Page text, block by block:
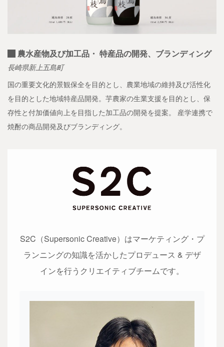
農水産物及び加工品・ 特産品の開発、ブランディング
長崎県新上五島町
国の重要文化的景観保全を目的とし、農業地域の維持及び活性化
を目的とした地域特産品開発。芋農家の生業支援を目的とし、保
存性と付加価値向上を目指した加工品の開発を提案。 産学連携で
焼酎の商品開発及びブランディング。
S2C（Supersonic Creative）はマーケティング・プ
ランニングの知識を活かしたプロデュース & デザ
インを行うクリエイティブチームです。